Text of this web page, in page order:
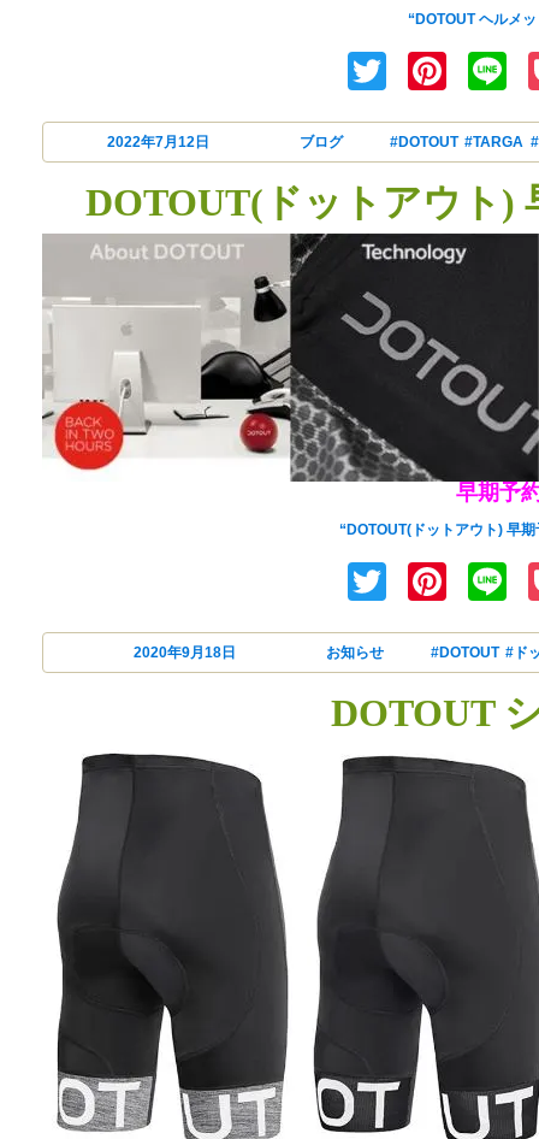
“DOTOUT ヘルメ
Twitter
2022年7月12日 ブログ #DOTOUT, #TARGA,
DOTOUT(ドットアウト)
DOTOUT(ドットアウト)早期予
“DOTOUT(ドットアウト) 早
Twitter
投稿日:2020年9月18日 お知らせ タグ#DOTOUT,#ド
DOTOUT